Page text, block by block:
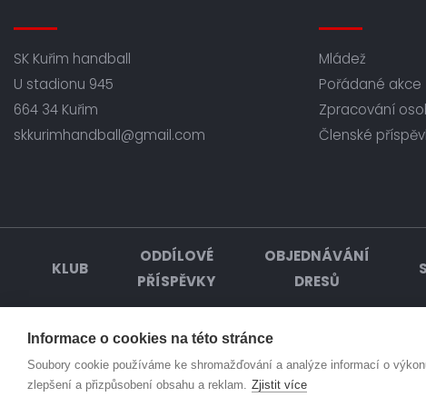
SK Kuřim handball
U stadionu 945
664 34 Kuřim
skkurimhandball@gmail.com
Mládež
Pořádané akce
Zpracování
Členské
KLUB
ODDÍLOVÉ
PŘÍSPĚVKY
OBJEDNÁVÁNÍ
DRESŮ
© Házená Kuřim 2026. Všechna práva vyhrazena
Informace o cookies na této stránce
Soubory cookie používáme ke shromažďování a analýze informací o
zlepšení a přizpůsobení obsahu a reklam. Zjistit více